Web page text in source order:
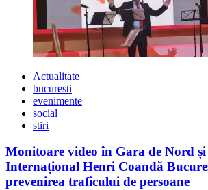
Actualitate
bucuresti
evenimente
social
stiri
Monitoare video în Gara de Nord
Internațional Henri Coandă
prevenirea traficului de persoane